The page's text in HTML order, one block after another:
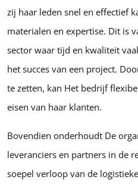
zij haar leden snel en effectief
materialen en expertise. Dit is
sector waar tijd en kwaliteit
het succes van een project.
te zetten, kan Het bedrijf
eisen van haar klanten.
Bovendien onderhoudt De
leveranciers en partners in de
soepel verloop van de